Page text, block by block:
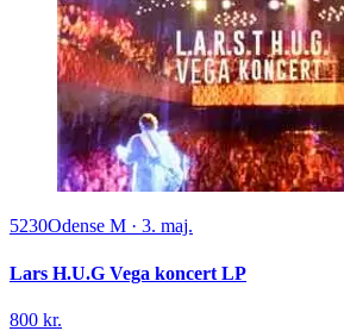
5230Odense M · 3. maj.
Lars H.U.G Vega koncert LP
800 kr.